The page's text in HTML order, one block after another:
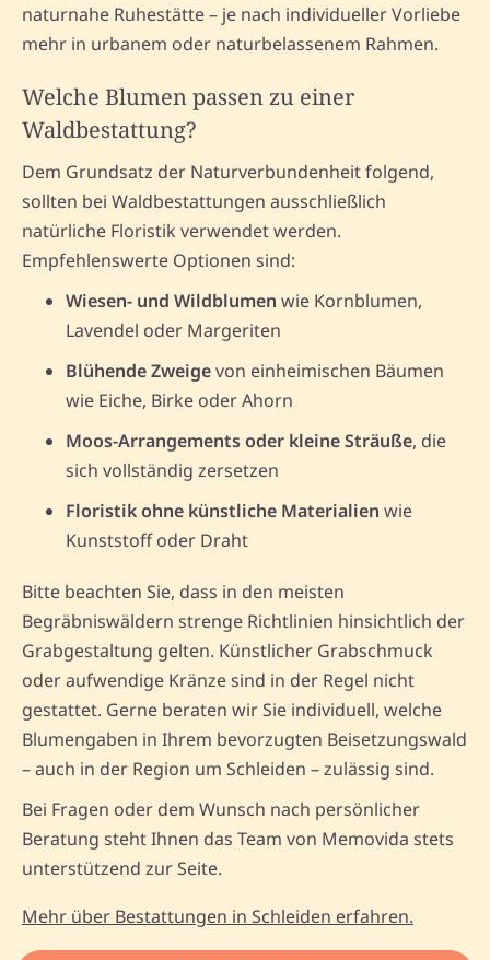
naturnahe Ruhestätte – je nach individueller Vorliebe
mehr in urbanem oder naturbelassenem Rahmen.
Welche Blumen passen zu einer
Waldbestattung?
Dem Grundsatz der Naturverbundenheit folgend,
sollten bei Waldbestattungen ausschließlich
natürliche Floristik verwendet werden.
Empfehlenswerte Optionen sind:
Wiesen- und Wildblumen wie Kornblumen,
Lavendel oder Margeriten
Blühende Zweigevon einheimischen Bäumen
wie Eiche, Birke oder Ahorn
Moos-Arrangements oder kleine Sträuße, die
sich vollständig zersetzen
Floristik ohne künstliche Materialien wie
Kunststoff oder Draht
Bitte beachten Sie, dass in den meisten
Begräbniswäldern strenge Richtlinien hinsichtlich der
Grabgestaltung gelten. Künstlicher Grabschmuck
oder aufwendige Kränze sind in der Regel nicht
gestattet. Gerne beraten wir Sie individuell, welche
Blumengaben in Ihrem bevorzugten Beisetzungswald
– auch in der Region um Schleiden – zulässig sind.
Bei Fragen oder dem Wunsch nach persönlicher
Beratung steht Ihnen das Team von Memovida stets
unterstützend zur Seite.
Mehr über Bestattungen in Schleiden erfahren.